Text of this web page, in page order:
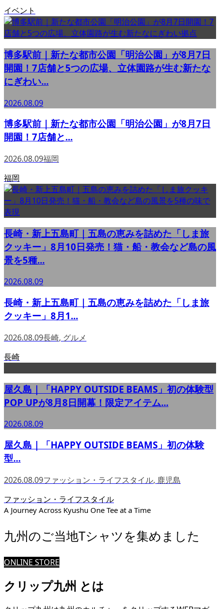
イベント
博多駅前｜新たな都市公園「明治公園」が8月7日
開園！7店舗と5つの広場、立体園路が生む新たな
にぎわい...
2026.08.09
博多駅前｜新たな都市公園「明治公園」が8月7日
開園！7店舗と...
2026.08.09福岡
福岡
長崎・新上五島町｜五島の恵みを詰めた「しま旅
クッキー」8月10日発売！猫・船・教会など島の風
景を5種...
2026.08.09
長崎・新上五島町｜五島の恵みを詰めた「しま旅
クッキー」8月1...
2026.08.09長崎, グルメ
長崎
屋久島｜「HAPPY OUTSIDE BEAMS」初の体験型
POP UPが8月8日開幕！限定アイテム...
2026.08.09
屋久島｜「HAPPY OUTSIDE BEAMS」初の体験
型...
2026.08.09ファッション・ライフスタイル, 鹿児島
ファッション・ライフスタイル
A Journey Across Kyushu One Tee at a Time
九州のご当地Tシャツを集めました
ONLINE STORE
クリップ九州 とは